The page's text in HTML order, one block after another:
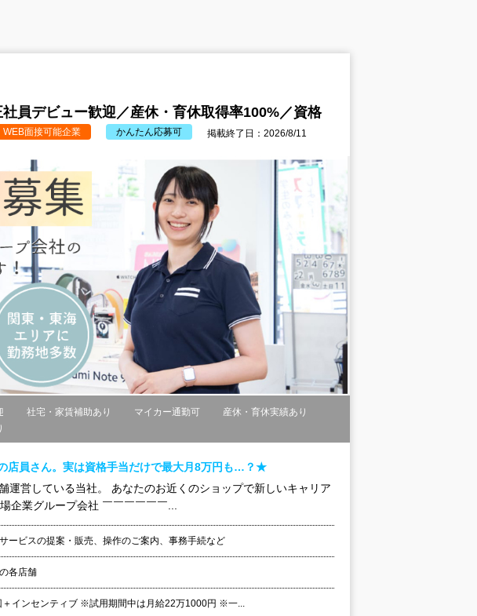
員デビュー歓迎／産休・育休取得率100%／資格
WEB面接可能企業 かんたん応募可 掲載終了日：2026/8/11
社宅・家賃補助あり マイカー通勤可
産休・育休実績あり
店員さん。実は資格手当だけで最大月8万円も…？★
運営している当社。 あなたのお近くのショップで新しいキャリア
業グループ会社 ￣￣￣￣￣￣...
ービスの提案・販売、操作のご案内、事務手続など
各店舗
＋インセンティブ ※試用期間中は月給22万1000円 ※一...